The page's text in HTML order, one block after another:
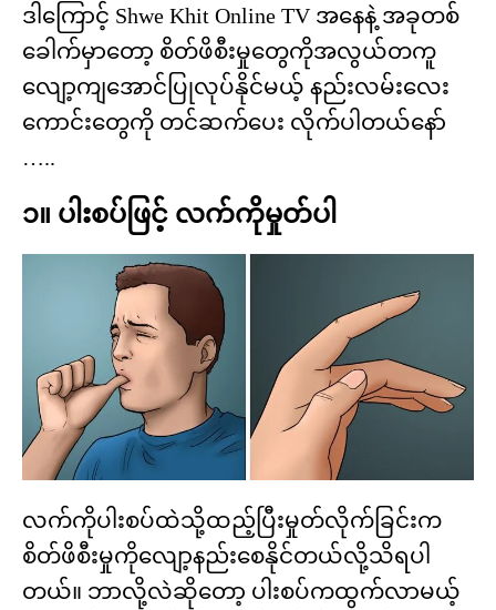
ဒါကြောင့် Shwe Khit Online TV အနေနဲ့ အခုတစ်
ခေါက်မှာတော့ စိတ်ဖိစီးမှုတွေကိုအလွယ်တကူ
လျော့ကျအောင်ပြုလုပ်နိုင်မယ့် နည်းလမ်းလေး
ကောင်းတွေကို တင်ဆက်ပေး လိုက်ပါတယ်နော်
…..
၁။ ပါးစပ်ဖြင့် လက်ကိုမှုတ်ပါ
လက်ကိုပါးစပ်ထဲသို့ထည့်ပြီးမှုတ်လိုက်ခြင်းက
စိတ်ဖိစီးမှုကိုလျော့နည်းစေနိုင်တယ်လို့သိရပါ
တယ်။ ဘာလို့လဲဆိုတော့ ပါးစပ်ကထွက်လာမယ့်